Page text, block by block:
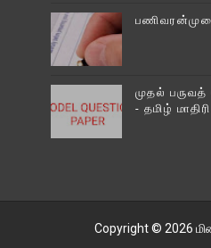
முதல் பருவத்
- தமிழ்
Copyright © 2026